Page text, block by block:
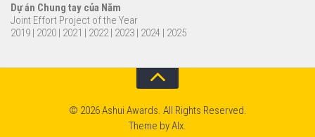
Dự án Chung tay của Năm
Joint Effort Project of the Year
2019 | 2020 | 2021 | 2022| 2023 | 2024 | 2025
© 2026 Ashui Awards. All Rights Reserved.
Theme byAlx.